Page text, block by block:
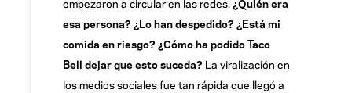
esa persona? ¿Lo han despedido? ¿Está mi
comida en riesgo? ¿Cómo ha podido Taco
Bell dejar que esto suceda? La viralización en
los medios sociales fue tan rápida que llegó a